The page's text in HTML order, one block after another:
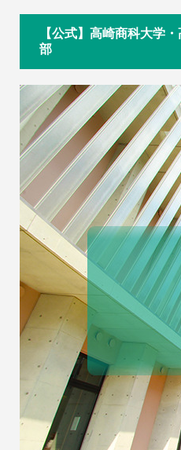
【公式】高崎商科大学
部